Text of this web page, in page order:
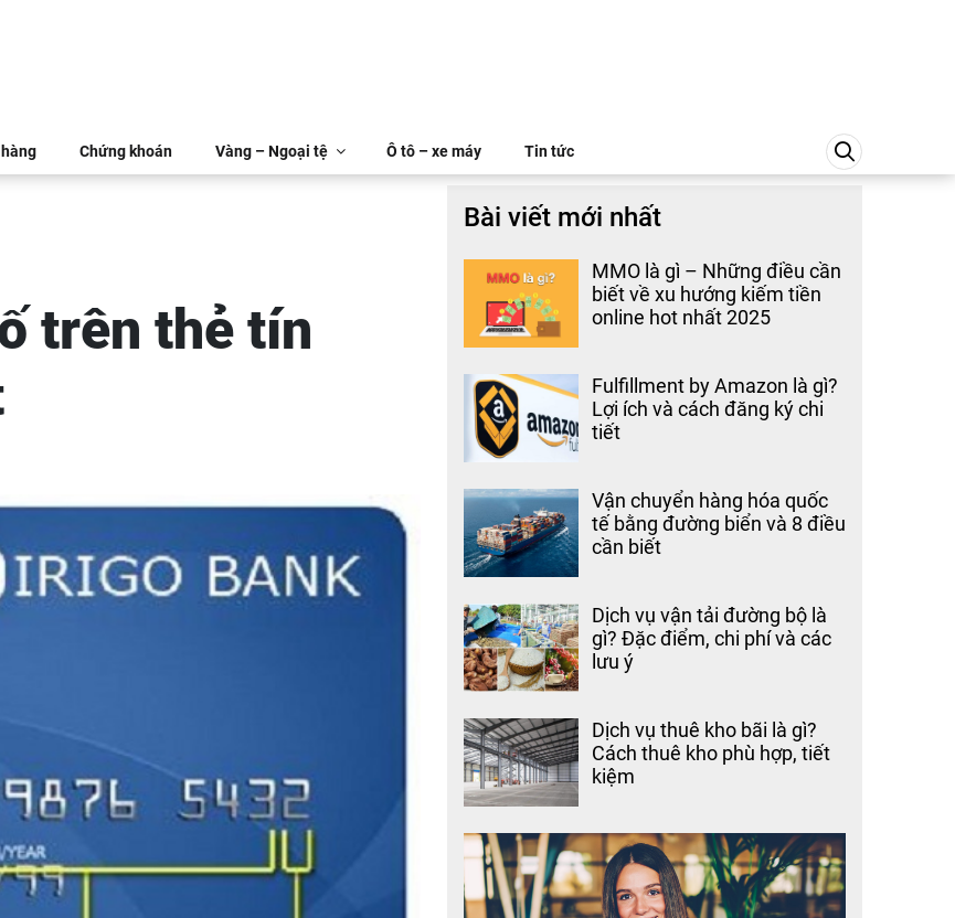
Chứng khoán Vàng – Ngoại tệ Ô tô – xe máy Tin tức
trên thẻ tín
Bài viết mới nhất
MMO là gì – Những điều cần
biết về xu hướng kiếm tiền
online hot nhất 2025
Fulfillment by Amazon là gì?
Lợi ích và cách đăng ký chi
tiết
Vận chuyển hàng hóa quốc
tế bằng đường biển và 8 điều
cần biết
Dịch vụ vận tải đường bộ là
gì? Đặc điểm, chi phí và các
lưu ý
Dịch vụ thuê kho bãi là gì?
Cách thuê kho phù hợp, tiết
kiệm